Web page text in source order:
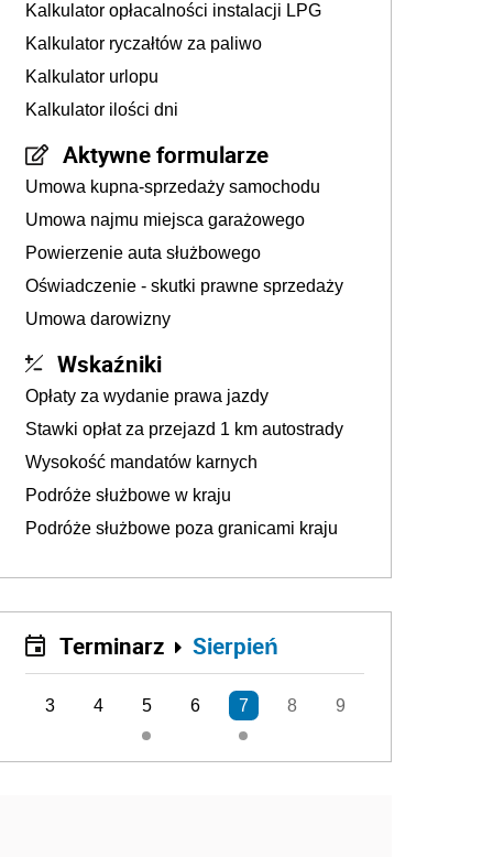
Kalkulator opłacalności instalacji LPG
Kalkulator ryczałtów za paliwo
Kalkulator urlopu
Kalkulator ilości dni
Aktywne formularze
Umowa kupna-sprzedaży samochodu
Umowa najmu miejsca garażowego
Powierzenie auta służbowego
Oświadczenie - skutki prawne sprzedaży
Umowa darowizny
Wskaźniki
Opłaty za wydanie prawa jazdy
Stawki opłat za przejazd 1 km autostrady
Wysokość mandatów karnych
Podróże służbowe w kraju
Podróże służbowe poza granicami kraju
Terminarz Sierpień
3 4 5 6 7 8 9